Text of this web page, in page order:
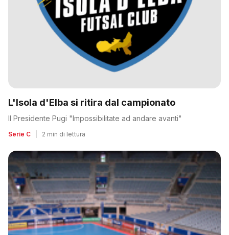
L'Isola d'Elba si ritira dal campionato
Il Presidente Pugi "Impossibilitate ad andare avanti"
Serie C 2 min di lettura